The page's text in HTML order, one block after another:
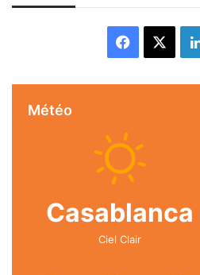
Facebook
Météo
Casablanca
Ciel Clair